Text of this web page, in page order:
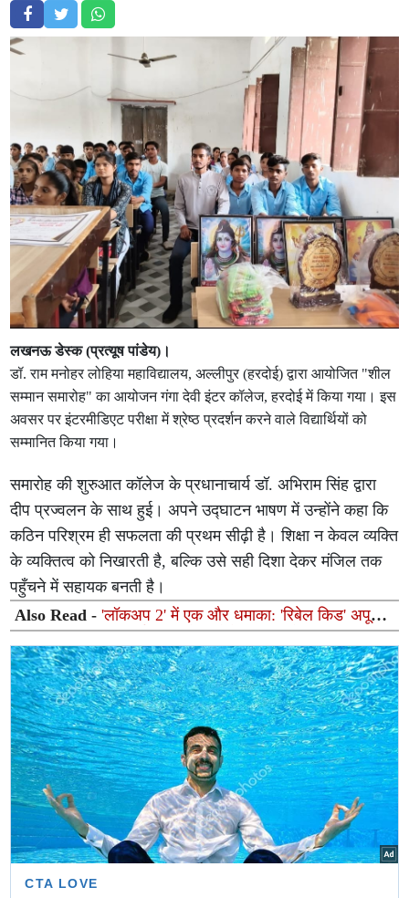
लखनऊ डेस्क (प्रत्यूष पांडेय)।
डॉ. राम मनोहर लोहिया महाविद्यालय, अल्लीपुर (हरदोई) द्वारा आयोजित "शील
सम्मान समारोह" का आयोजन गंगा देवी इंटर कॉलेज, हरदोई में किया गया। इस
अवसर पर इंटरमीडिएट परीक्षा में श्रेष्ठ प्रदर्शन करने वाले विद्यार्थियों को
सम्मानित किया गया।
समारोह की शुरुआत कॉलेज के प्रधानाचार्य डॉ. अभिराम सिंह द्वारा
दीप प्रज्वलन के साथ हुई। अपने उद्घाटन भाषण में उन्होंने कहा कि
कठिन परिश्रम ही सफलता की प्रथम सीढ़ी है। शिक्षा न केवल व्यक्ति
के व्यक्तित्व को निखारती है, बल्कि उसे सही दिशा देकर मंजिल तक
पहुँचने में सहायक बनती है।
Also Read -'लॉकअप 2' में एक और धमाका: 'रिबेल किड' अपूर्वा
मखीजा की वाइल्ड कार्ड एंट्री, फैंस बोले—'अब मचेगा असली गदर!'